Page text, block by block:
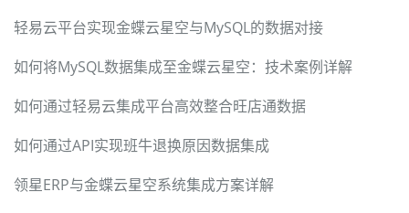
轻易云平台实现金蝶云星空与MySQL的数据对接
如何将MySQL数据集成至金蝶云星空：技术案例详解
如何通过轻易云集成平台高效整合旺店通数据
如何通过API实现班牛退换原因数据集成
领星ERP与金蝶云星空系统集成方案详解